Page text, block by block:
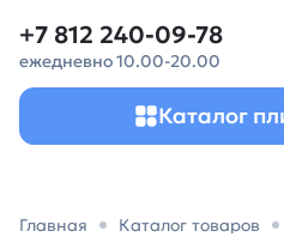
+7 812 240-09-78
ежедневно 10.00-20.00
Каталог
Главная Каталог товаров